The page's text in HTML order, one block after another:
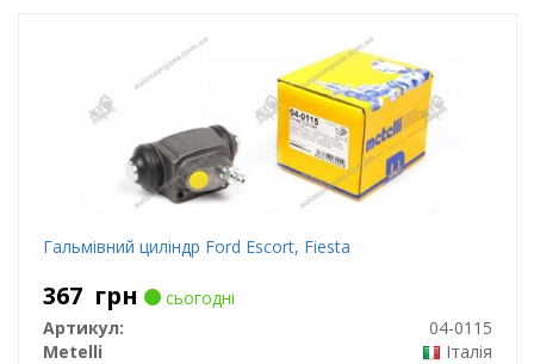
Гальмівний циліндр Ford Escort, Fiesta
367 грн
сьогодні
Артикул:
04-0115
Metelli
Італія